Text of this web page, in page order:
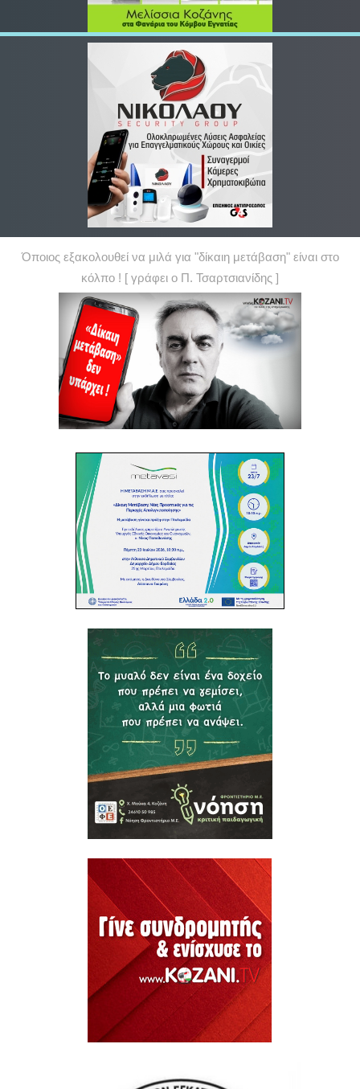
Όποιος εξακολουθεί να μιλά για "δίκαιη μετάβαση" είναι στο
κόλπο ! [ γράφει ο Π. Τσαρτσιανίδης ]